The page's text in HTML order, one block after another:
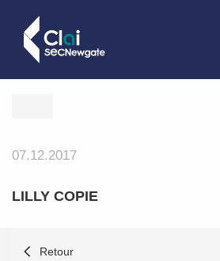
07.12.2017
LILLY COPIE
Retour